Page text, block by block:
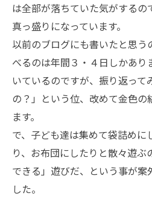
は全部が落ちていた気がする
真っ盛りになっています。
以前のブログにも書いたと思
べるのは年間３・４日しかあ
いているのですが、振り返って
の？」という位、改めて金色の
ます。
で、子ども達は集めて袋詰めに
り、お布団にしたりと散々遊
できる」遊びだ、という事が案
した。